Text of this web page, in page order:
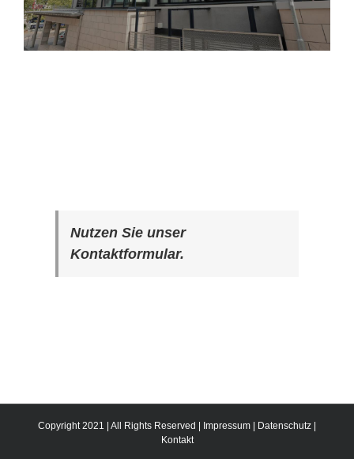
Nutzen Sie unser
Kontaktformular.
Copyright 2021 | All Rights Reserved | Impressum Datenschutz
Kontakt